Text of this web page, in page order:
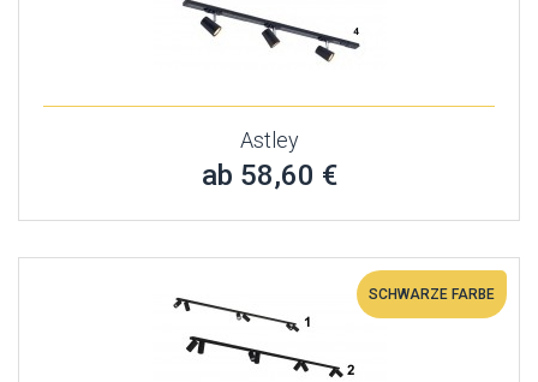
Astley
ab 58,60 €
SCHWARZE FARBE